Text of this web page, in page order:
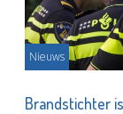
Nieuws
Brandstichter